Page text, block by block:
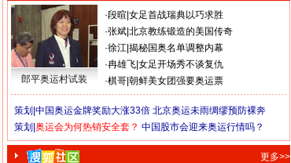
郎平奥运村试装
·段暄 女足首战瑞典以巧求胜
·张斌 北京教练锻造的美国传奇
·徐江 揭秘国奥名单调整内幕
·冉雄飞 女足开场秀不谈复仇
·棋哥 朝鲜美女团强要奥运票
策划| 中国奥运金牌奖励大涨33倍 北京奥运未雨绸缪预防裸奔
策划| 奥运会为何热销安全套？ 中国股市会迎来奥运行情吗？
更多>>